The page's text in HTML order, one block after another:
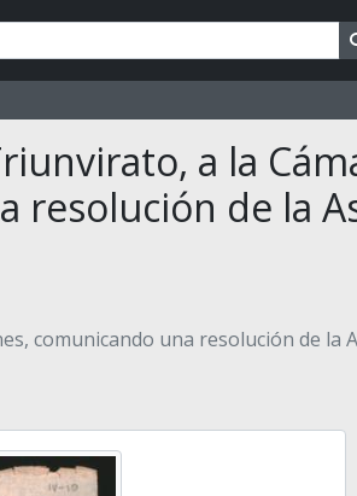
a la
resolución de la
comunicando una resolución de la